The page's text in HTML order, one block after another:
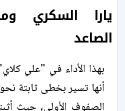
يارا السكري
الصاعد
بهذا الأداء في "علي
أنها تسير بخطى ثابتة